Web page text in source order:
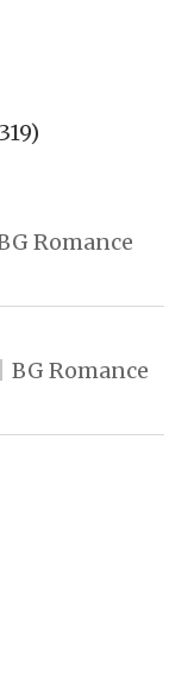
Romance
BG Romance